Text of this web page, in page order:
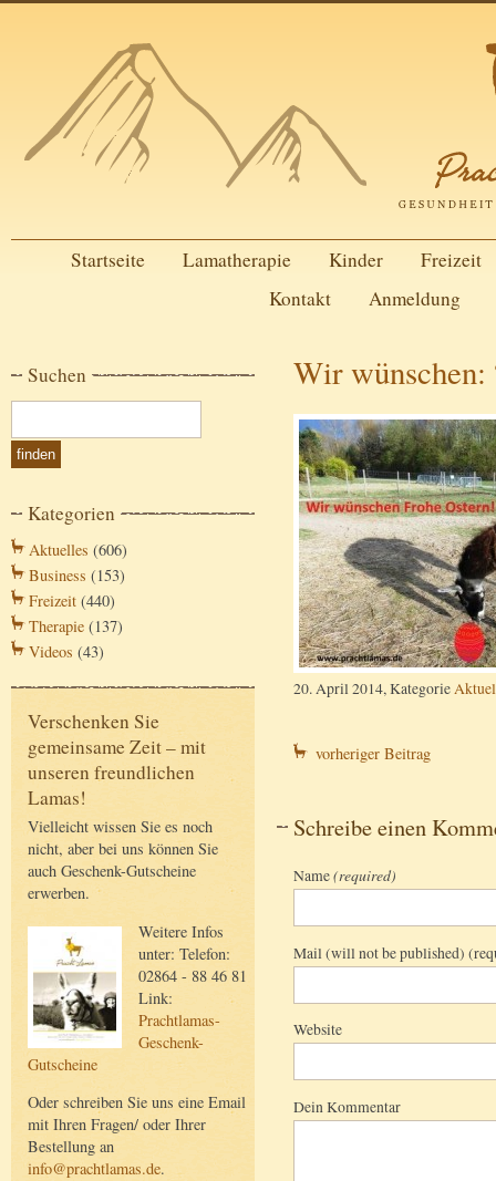
Startseite Lamatherapie Kinder
Freizeit
Kontakt
Anmeldung
Suchen
Kategorien
Aktuelles (606)
Business (153)
Freizeit (440)
Therapie (137)
Videos (43)
Verschenken Sie
gemeinsame Zeit – mit
unseren freundlichen
Lamas!
Vielleicht wissen Sie es noch
nicht, aber bei uns können Sie
auch Geschenk-Gutscheine
erwerben.
Weitere Infos
unter: Telefon:
02864 - 88 46 81
Link:
Prachtlamas-
Geschenk-
Gutscheine
Oder schreiben Sie uns eine Email
mit Ihren Fragen/ oder Ihrer
Bestellung an
info@prachtlamas.de.
Wir wünschen:
20. April 2014, Kategorie
vorheriger Beitrag
Schreibe einen
Name(required)
Mail (will not be published)
Website
Dein Kommentar